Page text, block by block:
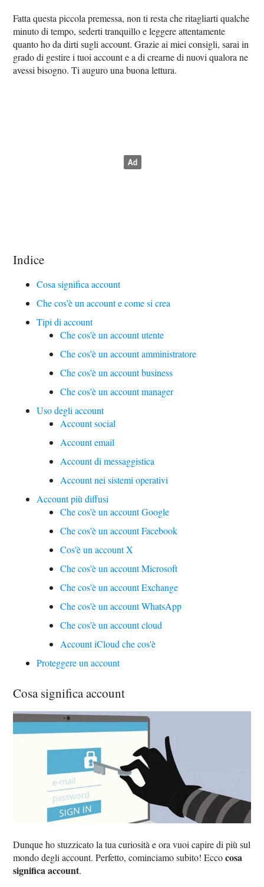
Fatta questa piccola premessa, non ti resta che ritagliarti qualche
minuto di tempo, sederti tranquillo e leggere attentamente
quanto ho da dirti sugli account. Grazie ai miei consigli, sarai in
grado di gestire i tuoi account e a di crearne di nuovi qualora ne
avessi bisogno. Ti auguro una buona lettura.
Indice
Cosa significa account
Che cos'è un account e come si crea
Tipi di account
Che cos'è un account utente
Che cos'è un account amministratore
Che cos'è un account business
Che cos'è un account manager
Uso degli account
Account social
Account email
Account di messaggistica
Account nei sistemi operativi
Account più diffusi
Che cos'è un account Google
Che cos'è un account Facebook
Cos'è un account X
Che cos'è un account Microsoft
Che cos'è un account Exchange
Che cos'è un account WhatsApp
Che cos'è un account cloud
Account iCloud che cos'è
Proteggere un account
Cosa significa account
Dunque ho stuzzicato la tua curiosità e ora vuoi capire di più sul
mondo degli account. Perfetto, cominciamo subito! Eccocosa
significa account.